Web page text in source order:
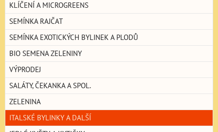
KLÍČENÍ A MICROGREENS
SEMÍNKA RAJČAT
SEMÍNKA EXOTICKÝCH BYLINEK A PLODŮ
BIO SEMENA ZELENINY
VÝPRODEJ
SALÁTY, ČEKANKA A SPOL.
ZELENINA
ITALSKÉ BYLINKY A DALŠÍ